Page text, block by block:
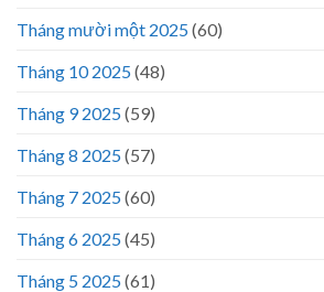
Tháng mười một 2025(60)
Tháng 10 2025(48)
Tháng 9 2025(59)
Tháng 8 2025(57)
Tháng 7 2025(60)
Tháng 6 2025(45)
Tháng 5 2025(61)